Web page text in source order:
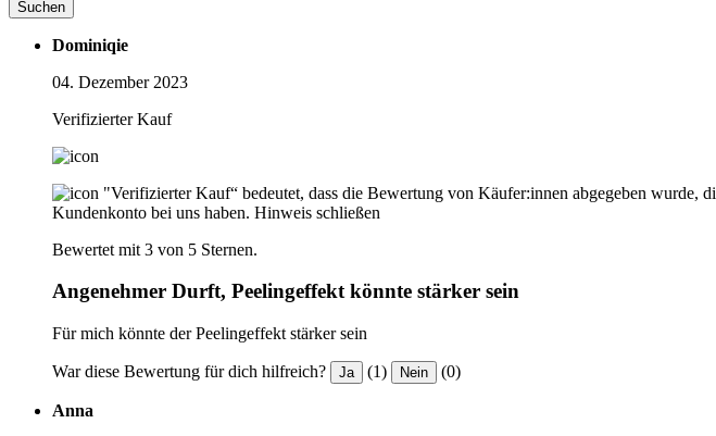
Suchen
Dominiqie
04. Dezember 2023
Verifizierter Kauf
"Verifizierter Kauf“ bedeutet, dass die Bewertung von Käufer:innen abgegeben wurde,
Kundenkonto bei uns haben. Hinweis schließen
Bewertet mit 3 von 5 Sternen.
Angenehmer Durft, Peelingeffekt könnte stärker sein
Für mich könnte der Peelingeffekt stärker sein
War diese Bewertung für dich hilfreich? Ja (1) Nein (0)
Anna